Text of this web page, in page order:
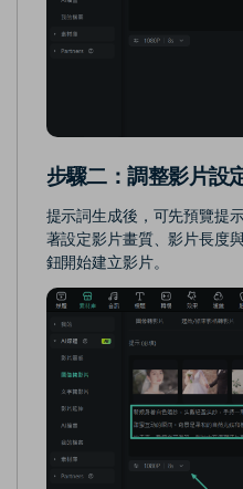
步驟二：調整影片設
提示詞生成後，可先預覽提
著設定影片畫質、影片長度
鈕開始建立影片。